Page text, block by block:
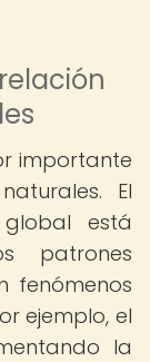
importante
El
está
patrones
fenómenos
ejemplo, el
la